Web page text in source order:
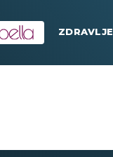
ZDRAVLJE